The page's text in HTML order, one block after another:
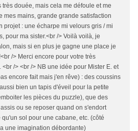
très douée, mais cela me défoule et me
mes mains, grande grande satisfaction
projet : une écharpe mi velours gris / mi
pour ma sister.<br /> Voilà voilà, je
mais si en plus je gagne une place je
/> Merci encore pour votre très
/> <br /> NB une idée pour Mister E. et
encore fait mais j'en rêve) : des coussins
bien un tapis d'éveil pour la petite
les pièces du puzzle), que des
ou se reposer quand on s'endort
sol pour une cabane, etc. (côté
une imagination débordante)